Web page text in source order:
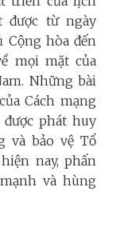
được từ ngày
Cộng hòa đến
mọi mặt của
Những bài
Cách mạng
được phát huy
và bảo vệ Tổ
nay, phấn
và hùng